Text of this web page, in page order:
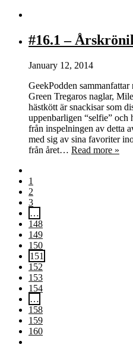
#16.1 –
January 12, 2014
GeekPodden
Green Tregaros naglar,
hästkött är snackisar som
uppenbarligen “selfie” och
från inspelningen av detta
med sig av sina favoriter
från året… Read more »
1
2
3
…
148
149
150
151
152
153
154
…
158
159
160